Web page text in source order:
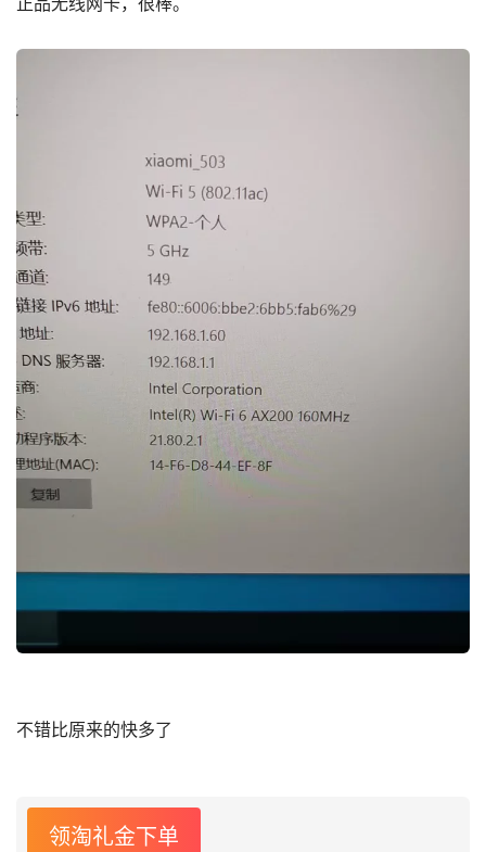
不错比原来的快多了
领淘礼金下单